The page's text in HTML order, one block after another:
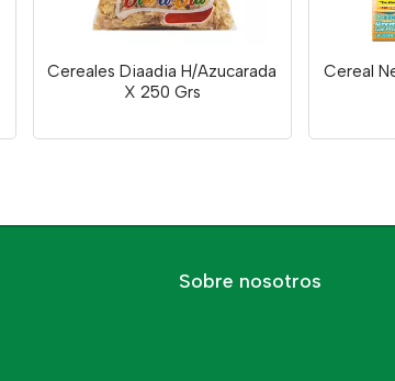
Cereales Diaadia H/Azucarada
X 250 Grs
Cereal
Sobre nosotros